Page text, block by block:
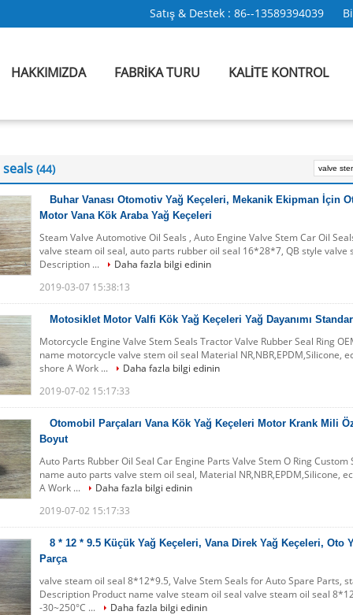
Satış & Destek : 86--13589394039
HAKKIMIZDA FABRIKA TURU KALITE KONTROL
(44)
Buhar Vanası Otomotiv Yağ Keçeleri, Mekanik Ekipman İçin
Motor Vana Kök Araba Yağ Keçeleri
Steam Valve Automotive Oil Seals , Auto Engine Valve Stem Car Oil
valve steam oil seal, auto parts rubber oil seal 16*28*7, QB style valve
Description ...
Daha fazla bilgi edinin
2019-03-07 15:38:13
Motosiklet Motor Valfi Kök Yağ Keçeleri Yağ Dayanımı
Motorcycle Engine Valve Stem Seals Tractor Valve Rubber Seal Ring
name motorcycle valve stem oil seal Material NR,NBR,EPDM,Silicone,
shore A Work ...
Daha fazla bilgi edinin
2019-07-02 15:17:33
Otomobil Parçaları Vana Kök Yağ Keçeleri Motor Krank Mili
Boyut
Auto Parts Rubber Oil Seal Car Engine Parts Valve Stem O Ring
name auto parts valve stem oil seal, Material NR,NBR,EPDM,Silicone,
A Work ...
Daha fazla bilgi edinin
2019-07-02 15:17:33
8 * 12 * 9.5 Küçük Yağ Keçeleri, Vana Direk Yağ Keçeleri, Oto
Parça
valve steam oil seal 8*12*9.5, Valve Stem Seals for Auto Spare Parts,
Description Product name valve steam oil seal valve steam oil seal
-30~250°C ...
Daha fazla bilgi edinin